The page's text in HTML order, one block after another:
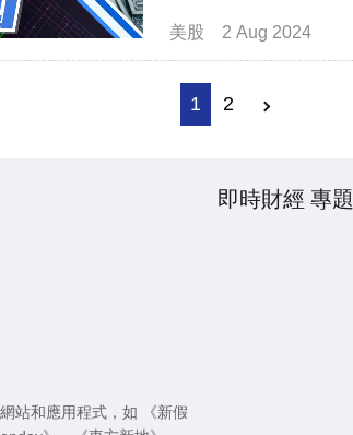
美股 2 Aug 2024
1 2
站和應用程式，如
《新假
即時財經 專題